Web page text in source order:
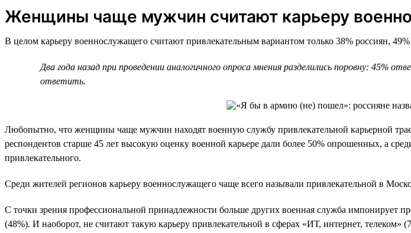
Женщины чаще мужчин считают карьеру
В целом карьеру военнослужащего считают привлекательным вариантом только 38% россиян,
Два года назад при проведении аналогичного опроса мнения разделились поровну:
ответить.
Любопытно, что женщины чаще мужчин находят военную службу привлекательной карьерной
респондентов старше 45 лет высокую оценку военной карьере дали более 50% опрошенных, а
привлекательного.
Среди жителей регионов карьеру военнослужащего чаще всего называли привлекательной в
С точки зрения профессиональной принадлежности больше других военная служба импонирует
(48%). И наоборот, не считают такую карьеру привлекательной в сферах «ИТ, интернет,